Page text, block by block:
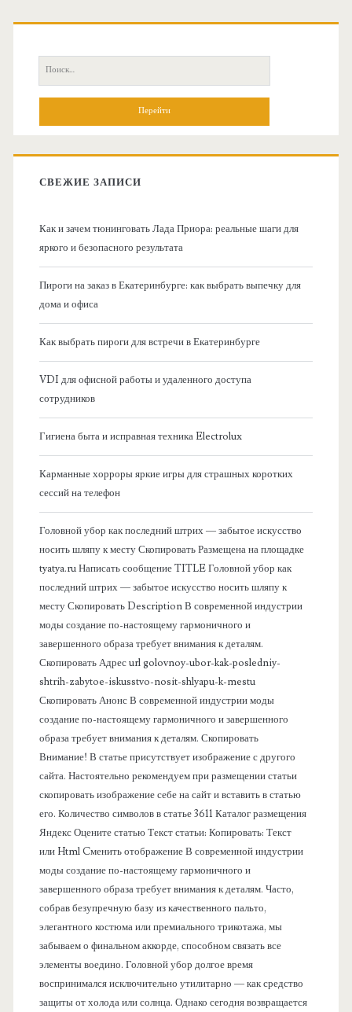
О
П
о
:
СВЕЖИЕ ЗАПИСИ
Как и зачем тюнинговать Лада Приора: реальные шаги для
яркого и безопасного результата
Пироги на заказ в Екатеринбурге: как выбрать выпечку для
дома и офиса
Как выбрать пироги для встречи в Екатеринбурге
VDI для офисной работы и удаленного доступа
сотрудников
Гигиена быта и исправная техника Electrolux
Карманные хорроры яркие игры для страшных коротких
сессий на телефон
Головной убор как последний штрих — забытое искусство
носить шляпу к месту Скопировать Размещена на площадке
tyatya.ru Написать сообщение TITLE Головной убор как
последний штрих — забытое искусство носить шляпу к
месту Скопировать Description В современной индустрии
моды создание по-настоящему гармоничного и
завершенного образа требует внимания к деталям.
Скопировать Адрес url golovnoy-ubor-kak-posledniy-
shtrih-zabytoe-iskusstvo-nosit-shlyapu-k-mestu
Скопировать Анонс В современной индустрии моды
создание по-настоящему гармоничного и завершенного
образа требует внимания к деталям. Скопировать
Внимание! В статье присутствует изображение с другого
сайта. Настоятельно рекомендуем при размещении статьи
скопировать изображение себе на сайт и вставить в статью
его. Количество символов в статье 3611 Каталог размещения
Яндекс Оцените статью Текст статьи: Копировать: Текст
или Html Cменить отображение В современной индустрии
моды создание по-настоящему гармоничного и
завершенного образа требует внимания к деталям. Часто,
собрав безупречную базу из качественного пальто,
элегантного костюма или премиального трикотажа, мы
забываем о финальном аккорде, способном связать все
элементы воедино. Головной убор долгое время
воспринимался исключительно утилитарно — как средство
защиты от холода или солнца. Однако сегодня возвращается